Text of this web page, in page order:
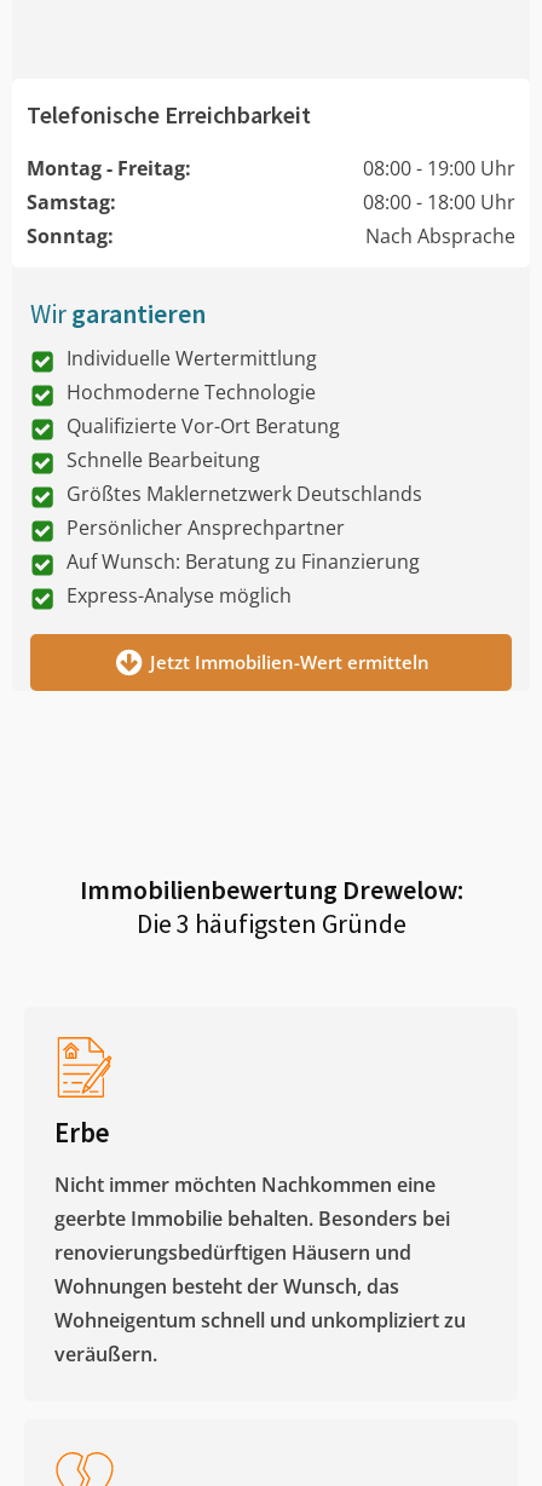
Telefonische Erreichbarkeit
Montag - Freitag:
08:00 - 19:00 Uhr
Samstag:
08:00 - 18:00 Uhr
Sonntag:
Nach Absprache
Wirgarantieren
Individuelle Wertermittlung
Hochmoderne Technologie
Qualifizierte Vor-Ort Beratung
Schnelle Bearbeitung
Größtes Maklernetzwerk Deutschlands
Persönlicher Ansprechpartner
Auf Wunsch: Beratung zu Finanzierung
Express-Analyse möglich
Jetzt Immobilien-Wert ermitteln
Immobilienbewertung Drewelow:
Die 3 häufigsten Gründe
Erbe
Nicht immer möchten Nachkommen eine
geerbte Immobilie behalten. Besonders bei
renovierungsbedürftigen Häusern und
Wohnungen besteht der Wunsch, das
Wohneigentum schnell und unkompliziert zu
veräußern. ​